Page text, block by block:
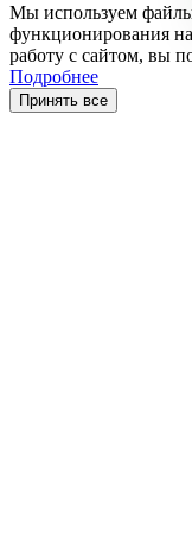
Мы используем файлы
функционирования
работу с сайтом, вы
Подробнее
Принять все